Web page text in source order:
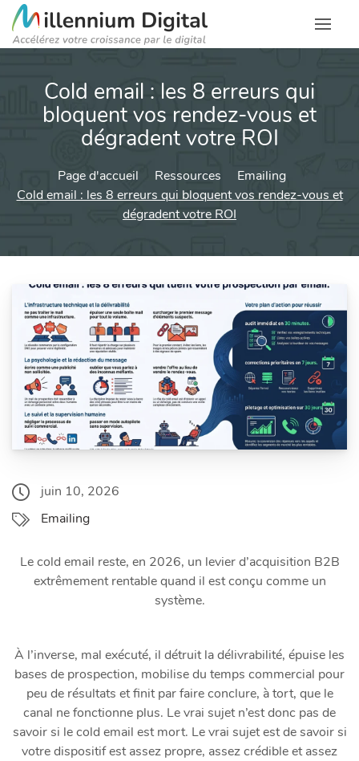
Cold email : les 8 erreurs qui
bloquent vos rendez-vous et
dégradent votre ROI
Page d'accueil Ressources
Emailing
Cold email : les 8 erreurs qui bloquent vos rendez-vous et
dégradent votre ROI
juin 10, 2026
Emailing
Le cold email reste, en 2026, un levier d’acquisition B2B
extrêmement rentable quand il est conçu comme un
système.
À l’inverse, mal exécuté, il détruit la délivrabilité, épuise les
bases de prospection, mobilise du temps commercial pour
peu de résultats et finit par faire conclure, à tort, que le
canal ne fonctionne plus. Le vrai sujet n’est donc pas de
savoir si le cold email est mort. Le vrai sujet est de savoir si
votre dispositif est assez propre, assez crédible et assez